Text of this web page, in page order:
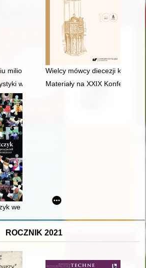
milionów
Wielcy mówcy diecezji
wymaga innego ekwipunku" :
Materiały na XXIX
we wspomnieniach parafian i przyjaciół
ROCZNIK 2021